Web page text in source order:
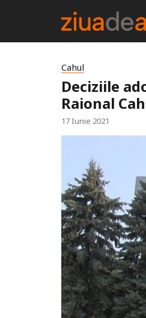
Cahul
Deciziile
Raional
17 Iunie 2021